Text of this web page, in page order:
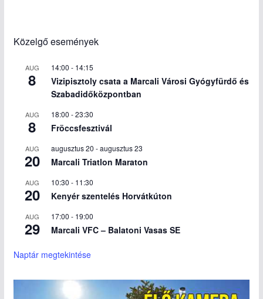
Közelgő események
AUG
8
14:00 - 14:15
Vizipisztoly csata a Marcali Városi Gyógyfürdő és
Szabadidőközpontban
AUG
8
18:00 -23:30
Fröccsfesztivál
AUG
20
augusztus 20 -augusztus 23
Marcali Triatlon Maraton
AUG
20
10:30 - 11:30
Kenyér szentelés Horvátkúton
AUG
29
17:00 - 19:00
Marcali VFC – Balatoni Vasas SE
Naptár megtekintése